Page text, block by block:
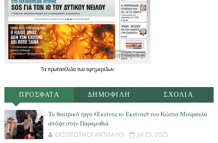
Τα πρωτοσέλιδατων εφημερίδων
ΠΡΟΣΦΑΤΑ ΔΗΜΟΦΙΛΗ ΣΧΟΛΙΑ
Το θεατρικό έργο «Εκείνος κι Εκείνος» του Κώστα Μουρσελά
απόψε στην Παραμυθιά
ΘΕΣΠΡΩΤΙΚΟΙ ΑΝΤΙΛΑΛΟΙ Jul 23, 2025